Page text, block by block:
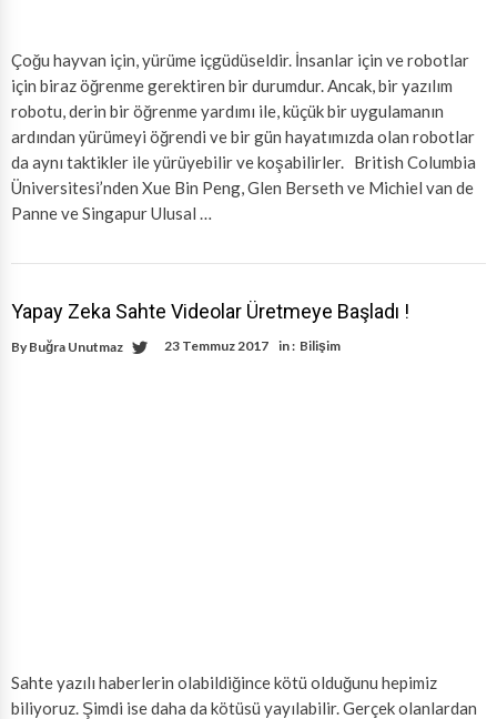
Çoğu hayvan için, yürüme içgüdüseldir. İnsanlar için ve robotlar
için biraz öğrenme gerektiren bir durumdur. Ancak, bir yazılım
robotu, derin bir öğrenme yardımı ile, küçük bir uygulamanın
ardından yürümeyi öğrendi ve bir gün hayatımızda olan robotlar
da aynı taktikler ile yürüyebilir ve koşabilirler. British Columbia
Üniversitesi’nden Xue Bin Peng, Glen Berseth ve Michiel van de
Panne ve Singapur Ulusal …
Yapay Zeka Sahte Videolar Üretmeye Başladı !
By Buğra Unutmaz 23 Temmuz 2017 in : Bilişim
Sahte yazılı haberlerin olabildiğince kötü olduğunu hepimiz
biliyoruz. Şimdi ise daha da kötüsü yayılabilir. Gerçek olanlardan